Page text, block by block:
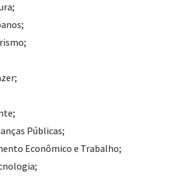
Públicas;
Econômico e Trabalho;